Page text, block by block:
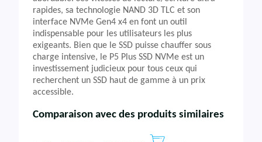
rapides, sa technologie NAND 3D TLC et son
interface NVMe Gen4 x4 en font un outil
indispensable pour les utilisateurs les plus
exigeants. Bien que le SSD puisse chauffer sous
charge intensive, le P5 Plus SSD NVMe est un
investissement judicieux pour tous ceux qui
recherchent un SSD haut de gamme à un prix
accessible.
Comparaison avec des produits similaires